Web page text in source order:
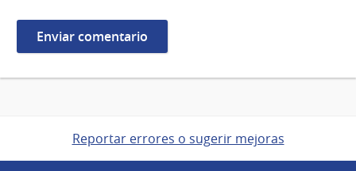
Reportar errores o sugerir mejoras